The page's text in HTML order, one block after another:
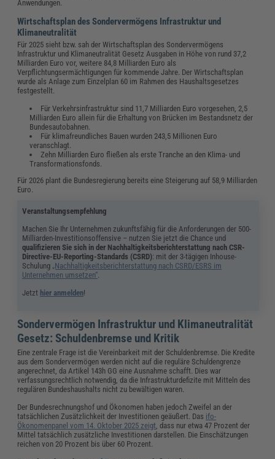
Anwendungen.
Wirtschaftsplan des Sondervermögens Infrastruktur und
Klimaneutralität
Für 2025 sieht bzw. sah der Wirtschaftsplan des Sondervermögens
Infrastruktur und Klimaneutralität Gesetz Ausgaben in Höhe von rund 37,2
Milliarden Euro vor, weitere 84,8 Milliarden Euro als
Verpflichtungsermächtigungen für kommende Jahre. Der Wirtschaftsplan
wurde als Anlage zum Einzelplan 60 im Rahmen des Haushaltsgesetzes
festgestellt.
Für Verkehrsinfrastruktur sind 11,7 Milliarden Euro vorgesehen, 2,5
Milliarden Euro allein für die Erhaltung von Brücken im Bestandsnetz der
Bundesautobahnen.
Für klimafreundliches Bauen wurden 243,5 Millionen Euro
veranschlagt.
Zehn Milliarden Euro fließen als erste Tranche an den Klima- und
Transformationsfonds.
Für 2026 plant die Bundesregierung bereits eine Steigerung auf 58,9 Milliarden
Euro.
Veranstaltungsempfehlung
Machen Sie Ihr Unternehmen zukunftsfähig für die Anforderungen der 500-
Milliarden-Investitionsoffensive – nutzen Sie jetzt die Chance und
qualifizieren Sie sich in der Nachhaltigkeitsberichterstattung nach CSR-
Directive-EU-Reporting-Standards (CSRD): mit der 3-tägigen Inhouse-
Schulung „Nachhaltigkeitsberichterstattung nach CSRD/ESRS im
Unternehmen umsetzen“.
Jetzt hier anmelden!
Sondervermögen Infrastruktur und Klimaneutralität
Gesetz: Schuldenbremse und Kritik
Eine zentrale Frage ist die Vereinbarkeit mit der Schuldenbremse. Die Kredite
aus dem Sondervermögen werden nicht auf die reguläre Schuldengrenze
angerechnet, da Artikel 143h GG eine Ausnahme schafft. Dies war
verfassungsrechtlich notwendig, da die Infrastrukturdefizite mit Mitteln des
regulären Bundeshaushalts nicht zu bewältigen waren.
Der Bundesrechnungshof und Ökonomen haben jedoch Zweifel an der
tatsächlichen Zusätzlichkeit der Investitionen geäußert. Das ifo-
Ökonomenpanel vom 14. Oktober 2025 zeigt, dass nur etwa 47 Prozent der
Mittel tatsächlich zusätzliche Investitionen darstellen. Die Einschätzungen
reichen von 20 Prozent bis über 60 Prozent.